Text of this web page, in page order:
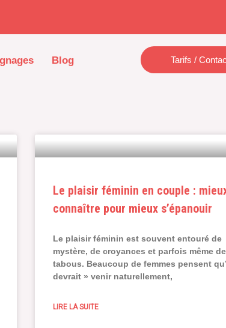
Blog Tarifs /
Le plaisir féminin en couple :
connaître pour mieux s’épanouir
Le plaisir féminin est souvent entouré de
mystère, de croyances et parfois même de
tabous. Beaucoup de femmes pensent
devrait » venir naturellement,
LIRE LA SUITE